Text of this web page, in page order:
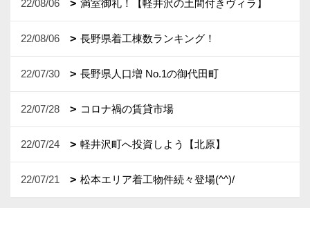
22/08/06 満室御礼！【軽井沢の土間付きヴィラ】
22/08/06 長野県着工棟数ランキング！
22/07/30 長野県人口増 No.1の御代田町
22/07/28 コロナ禍の賃貸市場
22/07/24 軽井沢町へ投資しよう【北原】
22/07/21 松本エリア着工物件続々登場(^^)/